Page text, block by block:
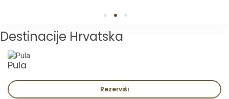
1 2 3
Destinacije Hrvatska
Pula
Rezerviši